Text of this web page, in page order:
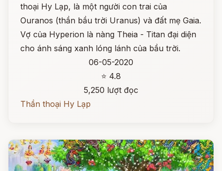
thoại Hy Lạp, là một người con trai của
Ouranos (thần bầu trời Uranus) và đất mẹ Gaia.
Vợ của Hyperion là nàng Theia - Titan đại diện
cho ánh sáng xanh lóng lánh của bầu trời.
06-05-2020
⭐ 4.8
5,250 lượt đọc
Thần thoại Hy Lạp